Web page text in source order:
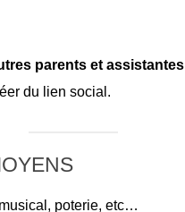
parents et assistantes
du lien social.
poterie, etc…